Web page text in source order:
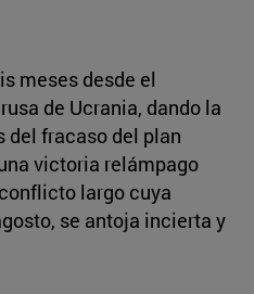
meses desde el
de Ucrania, dando la
del fracaso del plan
victoria relámpago
largo cuya
se antoja incierta y